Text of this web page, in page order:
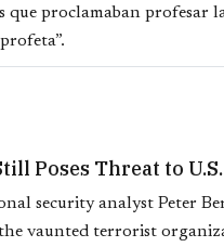
que proclamaban profesar
Poses Threat to U.S.
security analyst Peter
vaunted terrorist